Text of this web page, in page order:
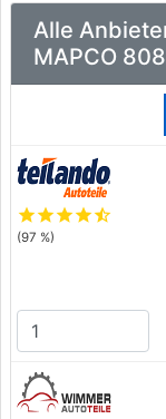
Alle
MAPCO
starstarstarstarstar_half
(97 %)